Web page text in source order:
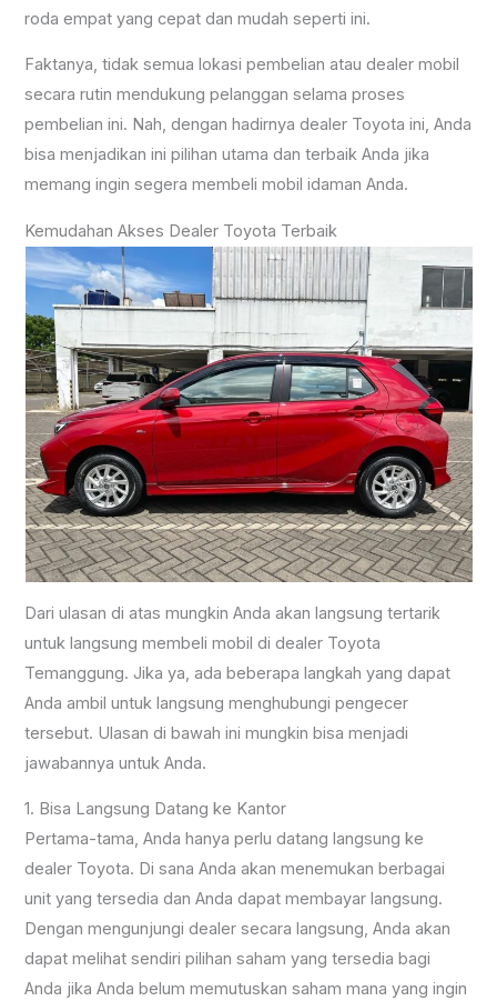
roda empat yang cepat dan mudah seperti ini.
Faktanya, tidak semua lokasi pembelian atau dealer mobil
secara rutin mendukung pelanggan selama proses
pembelian ini. Nah, dengan hadirnya dealer Toyota ini, Anda
bisa menjadikan ini pilihan utama dan terbaik Anda jika
memang ingin segera membeli mobil idaman Anda.
Kemudahan Akses Dealer Toyota Terbaik
Dari ulasan di atas mungkin Anda akan langsung tertarik
untuk langsung membeli mobil di dealer Toyota
Temanggung. Jika ya, ada beberapa langkah yang dapat
Anda ambil untuk langsung menghubungi pengecer
tersebut. Ulasan di bawah ini mungkin bisa menjadi
jawabannya untuk Anda.
1. Bisa Langsung Datang ke Kantor
Pertama-tama, Anda hanya perlu datang langsung ke
dealer Toyota. Di sana Anda akan menemukan berbagai
unit yang tersedia dan Anda dapat membayar langsung.
Dengan mengunjungi dealer secara langsung, Anda akan
dapat melihat sendiri pilihan saham yang tersedia bagi
Anda jika Anda belum memutuskan saham mana yang ingin